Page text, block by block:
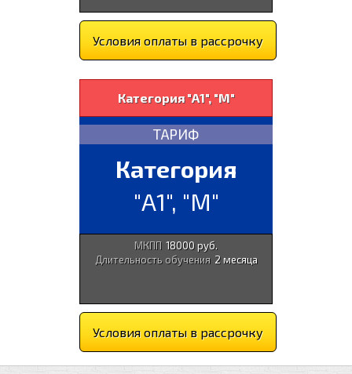
Условия оплаты в рассрочку
Категория "А1", "М"
ТАРИФ
Категория
"А1", "М"
МКПП 18000 руб.
Длительность обучения 2 месяца
Условия оплаты в рассрочку